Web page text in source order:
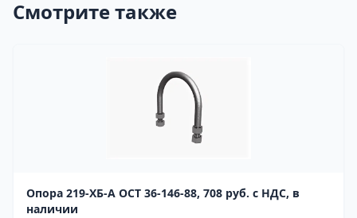
Смотрите также
Опора 219-ХБ-А ОСТ 36-146-88, 708 руб. с НДС, в
наличии